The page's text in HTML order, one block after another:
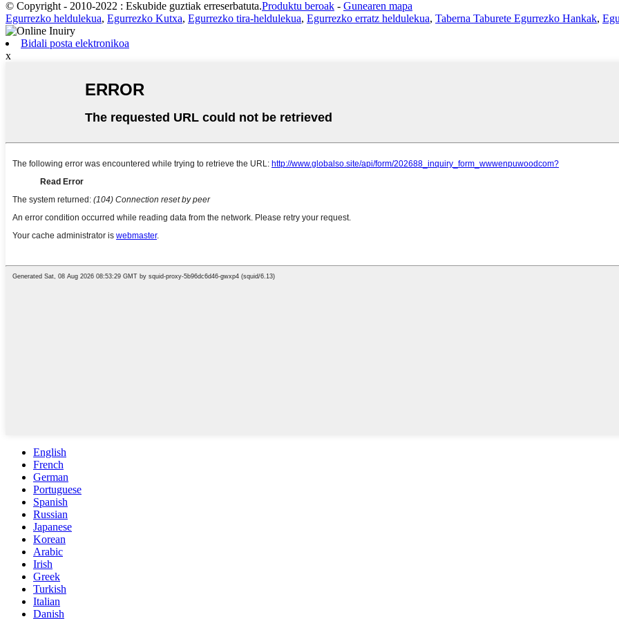
© Copyright - 2010-2022 : Eskubide guztiak erreserbatuta.Produktu beroak - Gunearen mapa
Egurrezko heldulekua, Egurrezko Kutxa, Egurrezko tira-heldulekua, Egurrezko erratz heldulekua, Taberna Taburete Egurrezko Hankak,
Bidali posta elektronikoa
x
English
French
German
Portuguese
Spanish
Russian
Japanese
Korean
Arabic
Irish
Greek
Turkish
Italian
Danish